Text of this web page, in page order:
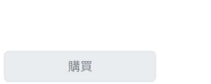
購買